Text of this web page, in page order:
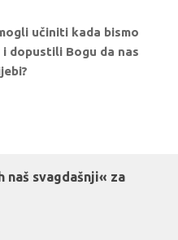
učiniti kada bismo
dopustili Bogu da nas
naš svagdašnji« za